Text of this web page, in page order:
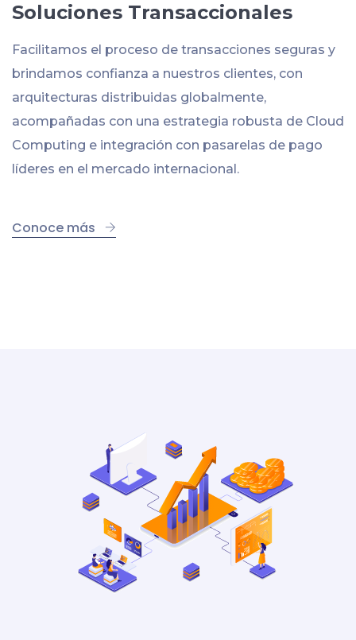
Soluciones Transaccionales
Facilitamos el proceso de transacciones seguras y
brindamos confianza a nuestros clientes, con
arquitecturas distribuidas globalmente,
acompañadas con una estrategia robusta de Cloud
Computing e integración con pasarelas de pago
líderes en el mercado internacional.
Conoce más